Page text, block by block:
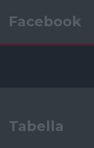
Facebook
Tabella